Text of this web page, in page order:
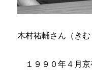
木村祐輔さん（き
１９９０年４月京